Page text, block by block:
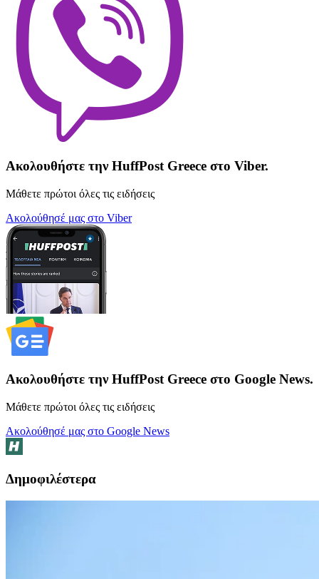
Ακολουθήστε την HuffPost Greece στο Viber.
Μάθετε πρώτοι όλες τις ειδήσεις
Ακολούθησέ μας στο Viber
Ακολουθήστε την HuffPost Greece στο Google News.
Μάθετε πρώτοι όλες τις ειδήσεις
Ακολούθησέ μας στο Google News
Δημοφιλέστερα